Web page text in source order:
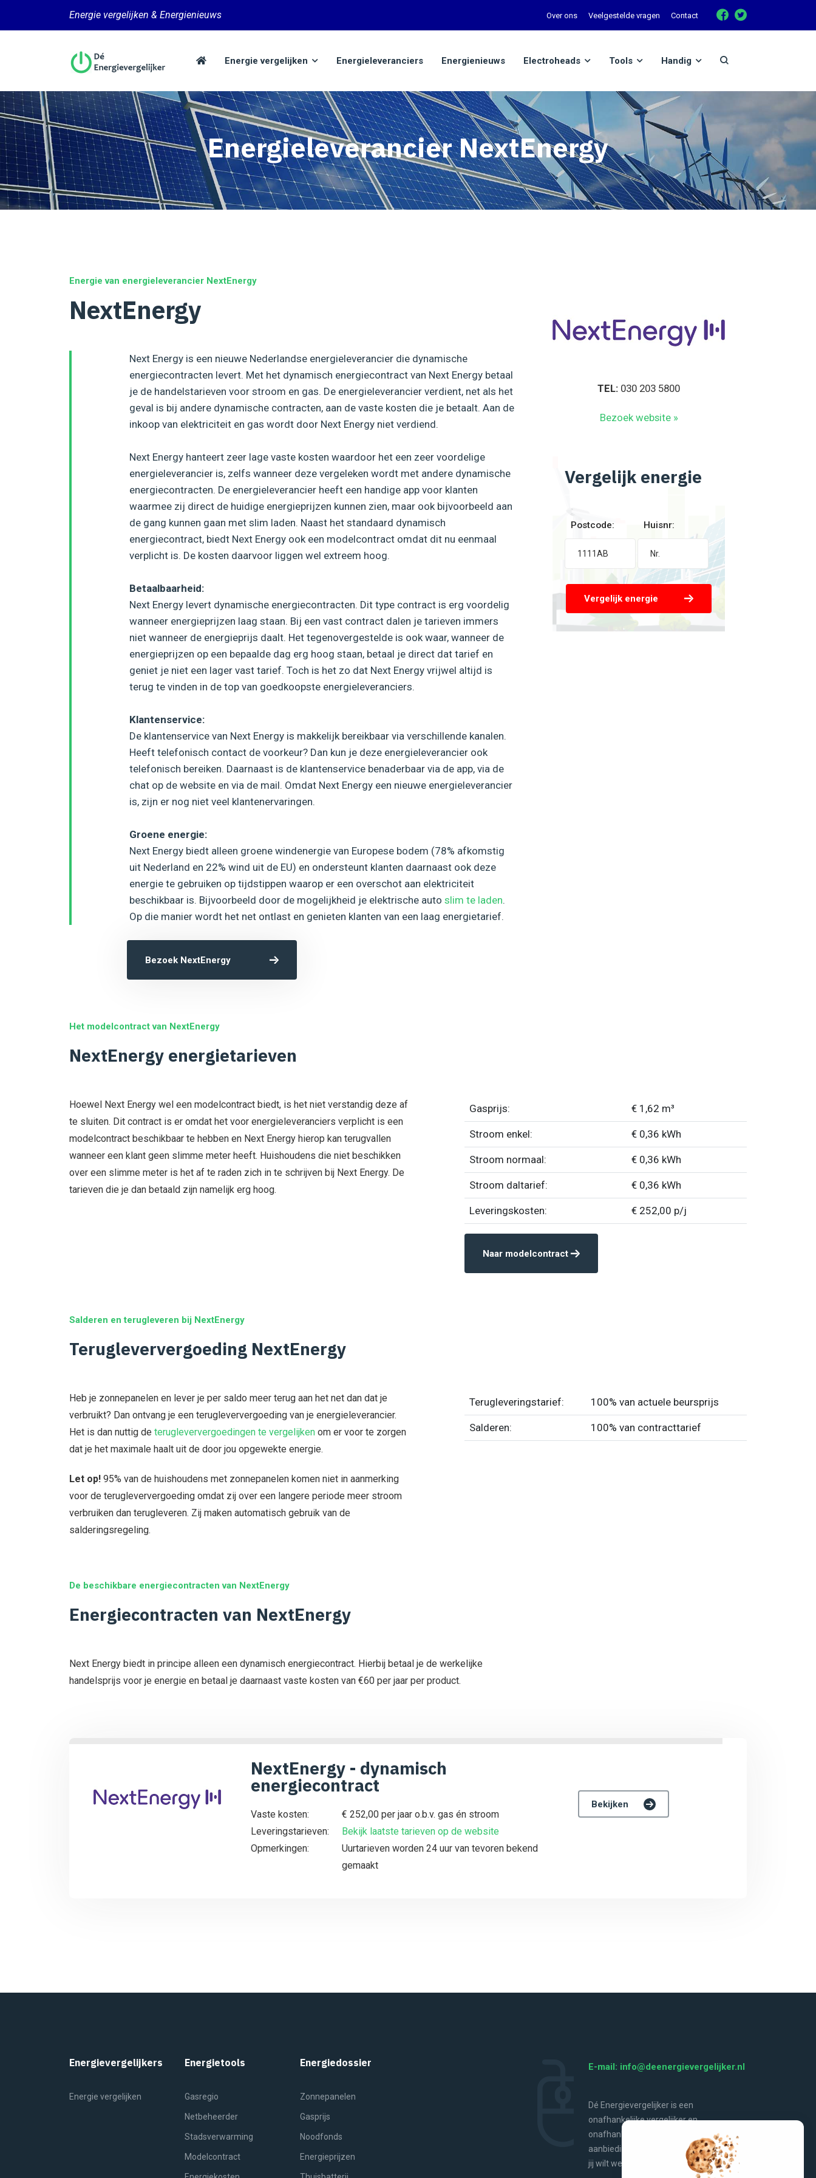
Energie vergelijken & Energienieuws Over ons Veelgestelde vragen Contact
Energie vergelijken Energieleveranciers Energienieuws Electroheads Tools Handig
Energieleverancier NextEnergy
Energie van energieleverancier NextEnergy
NextEnergy
Next Energy is een nieuwe Nederlandse energieleverancier die dynamische
energiecontracten levert. Met het dynamisch energiecontract van Next Energy betaal
je de handelstarieven voor stroom en gas. De energieleverancier verdient, net als het
geval is bij andere dynamische contracten, aan de vaste kosten die je betaalt. Aan de
inkoop van elektriciteit en gas wordt door Next Energy niet verdiend.
Next Energy hanteert zeer lage vaste kosten waardoor het een zeer voordelige
energieleverancier is, zelfs wanneer deze vergeleken wordt met andere dynamische
energiecontracten. De energieleverancier heeft een handige app voor klanten
waarmee zij direct de huidige energieprijzen kunnen zien, maar ook bijvoorbeeld aan
de gang kunnen gaan met slim laden. Naast het standaard dynamisch
energiecontract, biedt Next Energy ook een modelcontract omdat dit nu eenmaal
verplicht is. De kosten daarvoor liggen wel extreem hoog.
Betaalbaarheid:
Next Energy levert dynamische energiecontracten. Dit type contract is erg voordelig
wanneer energieprijzen laag staan. Bij een vast contract dalen je tarieven immers
niet wanneer de energieprijs daalt. Het tegenovergestelde is ook waar, wanneer de
energieprijzen op een bepaalde dag erg hoog staan, betaal je direct dat tarief en
geniet je niet een lager vast tarief. Toch is het zo dat Next Energy vrijwel altijd is
terug te vinden in de top van goedkoopste energieleveranciers.
Klantenservice:
De klantenservice van Next Energy is makkelijk bereikbaar via verschillende kanalen.
Heeft telefonisch contact de voorkeur? Dan kun je deze energieleverancier ook
telefonisch bereiken. Daarnaast is de klantenservice benaderbaar via de app, via de
chat op de website en via de mail. Omdat Next Energy een nieuwe energieleverancier
is, zijn er nog niet veel klantenervaringen.
Groene energie:
Next Energy biedt alleen groene windenergie van Europese bodem (78% afkomstig
uit Nederland en 22% wind uit de EU) en ondersteunt klanten daarnaast ook deze
energie te gebruiken op tijdstippen waarop er een overschot aan elektriciteit
beschikbaar is. Bijvoorbeeld door de mogelijkheid je elektrische auto slim te laden.
Op die manier wordt het net ontlast en genieten klanten van een laag energietarief.
Bezoek NextEnergy
TEL: 030 203 5800
Bezoek website »
Vergelijk energie
Postcode: Huisnr:
Vergelijk energie
Het modelcontract van NextEnergy
NextEnergy energietarieven
Hoewel Next Energy wel een modelcontract biedt, is het niet verstandig deze af
te sluiten. Dit contract is er omdat het voor energieleveranciers verplicht is een
modelcontract beschikbaar te hebben en Next Energy hierop kan terugvallen
wanneer een klant geen slimme meter heeft. Huishoudens die niet beschikken
over een slimme meter is het af te raden zich in te schrijven bij Next Energy. De
tarieven die je dan betaald zijn namelijk erg hoog.
Gasprijs: € 1,62 m³
Stroom enkel: € 0,36 kWh
Stroom normaal: € 0,36 kWh
Stroom daltarief: € 0,36 kWh
Leveringskosten: € 252,00 p/j
Naar modelcontract
Salderen en terugleveren bij NextEnergy
Terugleververgoeding NextEnergy
Heb je zonnepanelen en lever je per saldo meer terug aan het net dan dat je
verbruikt? Dan ontvang je een terugleververgoeding van je energieleverancier.
Het is dan nuttig de terugleververgoedingen te vergelijken om er voor te zorgen
dat je het maximale haalt uit de door jou opgewekte energie.
Let op! 95% van de huishoudens met zonnepanelen komen niet in aanmerking
voor de terugleververgoeding omdat zij over een langere periode meer stroom
verbruiken dan terugleveren. Zij maken automatisch gebruik van de
salderingsregeling.
Terugleveringstarief: 100% van actuele beursprijs
Salderen: 100% van contracttarief
De beschikbare energiecontracten van NextEnergy
Energiecontracten van NextEnergy
Next Energy biedt in principe alleen een dynamisch energiecontract. Hierbij betaal je de werkelijke
handelsprijs voor je energie en betaal je daarnaast vaste kosten van €60 per jaar per product.
NextEnergy - dynamisch
energiecontract
Vaste kosten:
€ 252,00 per jaar o.b.v. gas én stroom
Leveringstarieven:
Bekijk laatste tarieven op de website
Opmerkingen:
Uurtarieven worden 24 uur van tevoren bekend
gemaakt
Bekijken
Energievergelijkers
Energie vergelijken
Energietools
Gasregio
Netbeheerder
Stadsverwarming
Modelcontract
Energiedossier
Zonnepanelen
Gasprijs
Noodfonds
Energieprijzen
E-mail: info@deenergievergelijker.nl
Dé Energievergelijker is een
onafhankelijke vergelijker en
onafhankelijke bron van energienieuws,
aanbiedingen, handige tools en alles wat
jij wilt weten over energie.